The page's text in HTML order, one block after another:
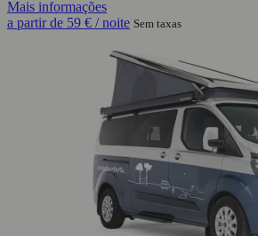
Mais informações
a partir de 59 € / noite Sem taxas